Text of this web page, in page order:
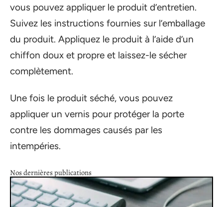
vous pouvez appliquer le produit d’entretien.
Suivez les instructions fournies sur l’emballage
du produit. Appliquez le produit à l’aide d’un
chiffon doux et propre et laissez-le sécher
complètement.
Une fois le produit séché, vous pouvez
appliquer un vernis pour protéger la porte
contre les dommages causés par les
intempéries.
Nos dernières publications